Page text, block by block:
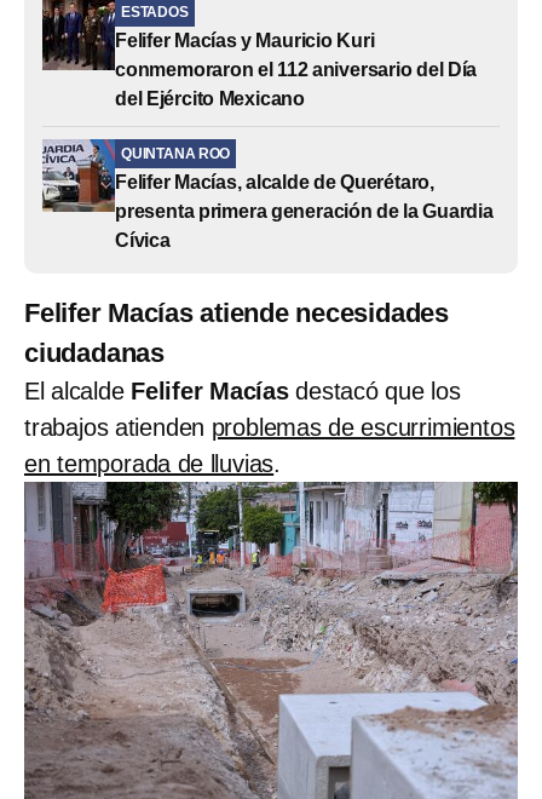
ESTADOS
Felifer Macías y Mauricio Kuri
conmemoraron el 112 aniversario del Día
del Ejército Mexicano
QUINTANA ROO
Felifer Macías, alcalde de Querétaro,
presenta primera generación de la Guardia
Cívica
Felifer Macías atiende necesidades
ciudadanas
El alcalde Felifer Macíasdestacó que los
trabajos atienden problemas de escurrimientos
en temporada de lluvias.